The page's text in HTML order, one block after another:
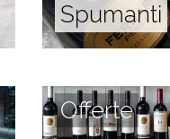
Spumanti
Offerte